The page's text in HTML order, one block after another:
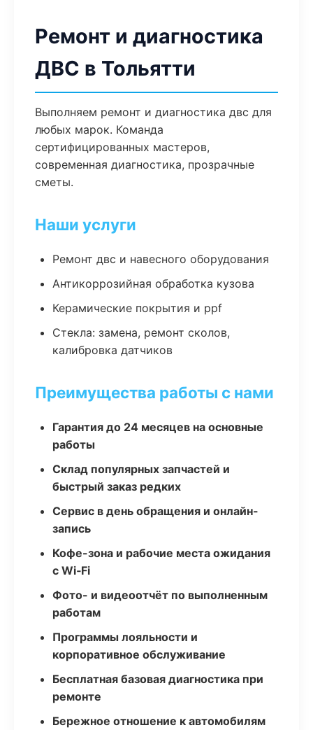
Ремонт и диагностика
ДВС в Тольятти
Выполняем ремонт и диагностика двс для
любых марок. Команда
сертифицированных мастеров,
современная диагностика, прозрачные
сметы.
Наши услуги
Ремонт двс и навесного оборудования
Антикоррозийная обработка кузова
Керамические покрытия и ppf
Стекла: замена, ремонт сколов,
калибровка датчиков
Преимущества работы с нами
Гарантия до 24 месяцев на основные
работы
Склад популярных запчастей и
быстрый заказ редких
Сервис в день обращения и онлайн-
запись
Кофе-зона и рабочие места ожидания
с Wi‑Fi
Фото- и видеоотчёт по выполненным
работам
Программы лояльности и
корпоративное обслуживание
Бесплатная базовая диагностика при
ремонте
Бережное отношение к автомобилям